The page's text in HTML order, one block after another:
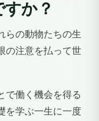
か？
らの動物たちの生
の注意を払って世
で働く機会を得る
を学ぶ一生に一度